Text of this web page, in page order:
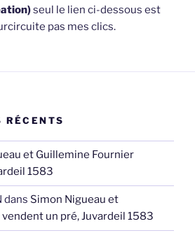
seul le lien ci-dessous est
pas mes clics.
RÉCENTS
et Guillemine Fournier
1583
dans Simon Nigueau et
un pré, Juvardeil 1583